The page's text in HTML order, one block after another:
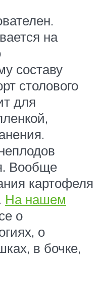
на
составу
столового
для
Вообще
картофеля
На нашем
о
о
в бочке,